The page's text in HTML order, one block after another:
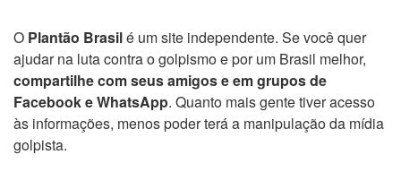
O Plantão Brasilé um site independente. Se você quer
ajudar na luta contra o golpismo e por um Brasil melhor,
compartilhe com seus amigos e em grupos de
Facebook e WhatsApp. Quanto mais gente tiver acesso
às informações, menos poder terá a manipulação da mídia
golpista.